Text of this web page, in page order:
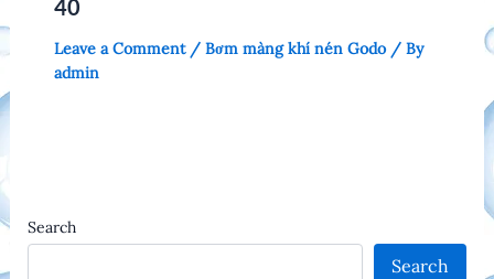
Search
Search
40
Leave a Comment / Bơm màng khí nén Godo/ By
admin